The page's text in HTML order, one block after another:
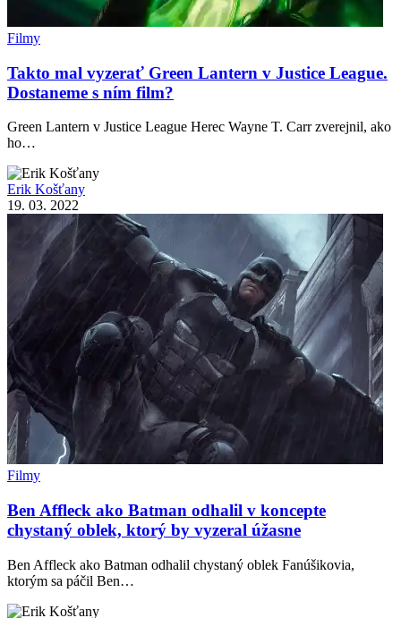
Filmy
Takto mal vyzerať Green Lantern v Justice League.
Dostaneme s ním film?
Green Lantern v Justice League Herec Wayne T. Carr zverejnil, ako
ho…
Erik Košťany
19. 03. 2022
Filmy
Ben Affleck ako Batman odhalil v koncepte
chystaný oblek, ktorý by vyzeral úžasne
Ben Affleck ako Batman odhalil chystaný oblek Fanúšikovia,
ktorým sa páčil Ben…